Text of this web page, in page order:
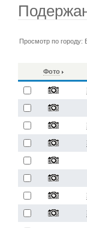
Просмотр по городу:
Фото